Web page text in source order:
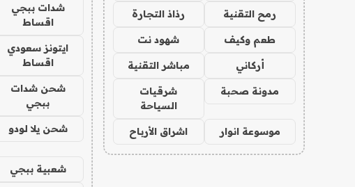
رمح التقنية رذاذ التجارة
طعم وكيف شهود نت
أركاني مباشر التقنية
مدونة صحبة
شرقيات
السياحة
موسوعة انوار اشراق الأرباح
شدات ببجي
اقساط
ايتونز سعودي
اقساط
شحن شدات
ببجي
شحن يلا لودو
شعبية ببجي